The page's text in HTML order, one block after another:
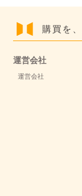
購買を
運営会社
運営会社